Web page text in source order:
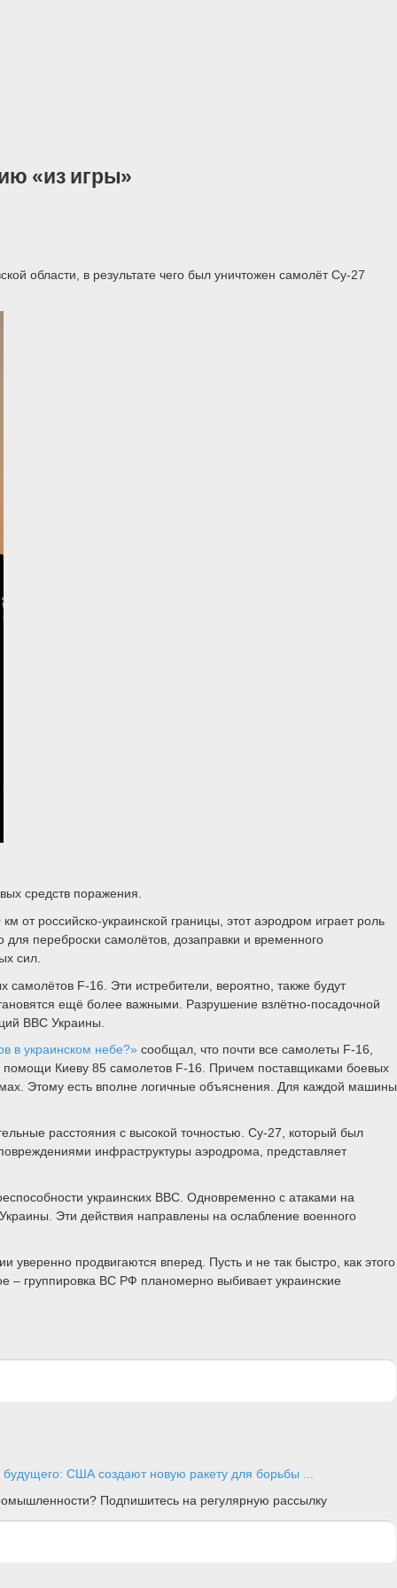
«из игры»
области, в результате чего был уничтожен самолёт Су-27
средств поражения.
от российско-украинской границы, этот аэродром играет роль
переброски самолётов, дозаправки и временного
сил.
F-16. Эти истребители, вероятно, также будут
ещё более важными. Разрушение взлётно-посадочной
ВВС Украины.
в украинском небе?» сообщал, что почти все самолеты F-16,
Киеву 85 самолетов F-16. Причем поставщиками боевых
Этому есть вполне логичные объяснения. Для каждой машины
расстояния с высокой точностью. Су-27, который был
инфраструктуры аэродрома, представляет
украинских ВВС. Одновременно с атаками на
Эти действия направлены на ослабление военного
продвигаются вперед. Пусть и не так быстро, как этого
– группировка ВС РФ планомерно выбивает украинские
США создают новую ракету для борьбы ...
Подпишитесь на регулярную рассылку